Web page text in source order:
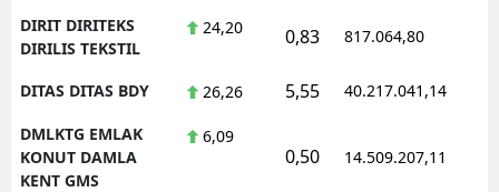
DIRIT DIRITEKS
DIRILIS TEKSTIL
24,20 0,83 817.064,80
DITAS DITAS BDY 26,26 5,55 40.217.041,14
DMLKTG EMLAK
KONUT DAMLA
KENT GMS
6,09
0,50 14.509.207,11